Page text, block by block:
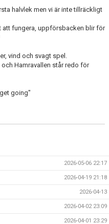
halvlek men vi är inte tillräckligt
att fungera, uppförsbacken blir för
vind och svagt spel.
Hamravallen står redo för
going"
2026-05-06 22:17
2026-04-19 21:18
2026-04-13
2026-04-02 23:09
2026-04-01 23:29